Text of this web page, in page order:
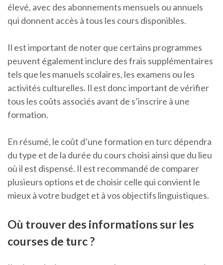
élevé, avec des abonnements mensuels ou annuels
qui donnent accès à tous les cours disponibles.
Il est important de noter que certains programmes
peuvent également inclure des frais supplémentaires
tels que les manuels scolaires, les examens ou les
activités culturelles. Il est donc important de vérifier
tous les coûts associés avant de s’inscrire à une
formation.
En résumé, le coût d’une formation en turc dépendra
du type et de la durée du cours choisi ainsi que du lieu
où il est dispensé. Il est recommandé de comparer
plusieurs options et de choisir celle qui convient le
mieux à votre budget et à vos objectifs linguistiques.
Où trouver des informations sur les
courses de turc ?